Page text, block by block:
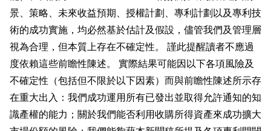
景、策略、未來收益預期、授權計劃、專利計劃以及專利技
術的成功實施，均必然基於估計及假設，儘管我們及管理層
視為合理，但本質上存在不確定性。 謹此提醒讀者不應過
度依賴這些前瞻性陳述。 實際結果可能因以下各項風險及
不確定性（包括但不限於以下因素）而與前瞻性陳述所示存
在重大出入：我們成功運用所有已發出並取得允許通知的知
識產權的能力；關於我們能否利用收購所得資產來成功擴大